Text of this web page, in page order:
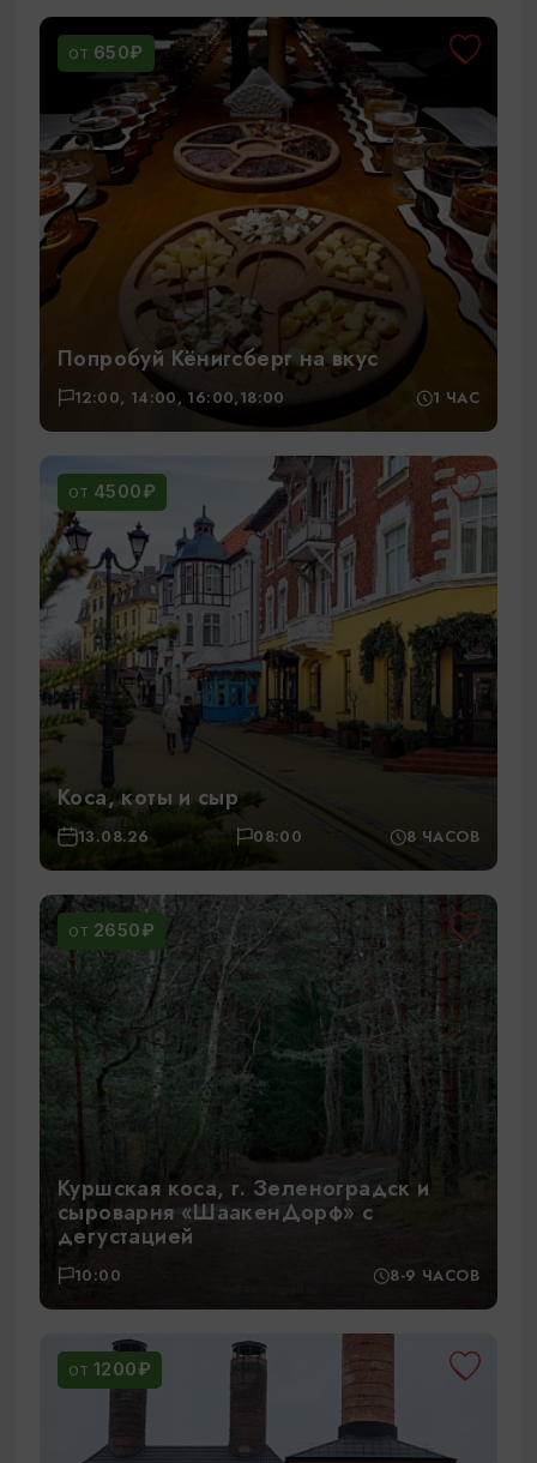
ОТ 650₽
Попробуй Кёнигсберг на вкус
12:00, 14:00, 16:00,18:00 1 ЧАС
ОТ 4500₽
Коса, коты и сыр
13.08.26 08:00 8 ЧАСОВ
ОТ 2650₽
Куршская коса, г. Зеленоградск и
сыроварня «ШаакенДорф» с
дегустацией
10:00 8-9 ЧАСОВ
ОТ 1200₽